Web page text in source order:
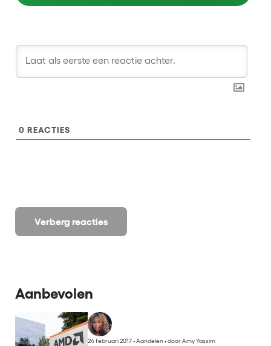
Verberg reacties
0 REACTIES
Aanbevolen
24 februari 2017 - Aandelen•door Amy Yassim